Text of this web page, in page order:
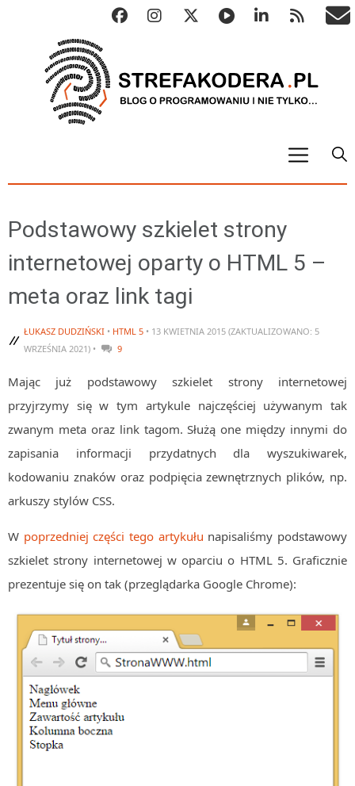
ALGO
Abstrakcyjne struktury danych
Metody numeryczne
Algorytmy sortowania
Algorytmy wyszukiwania
Inne
DEV
C++
Elementarz Java
.htaccess
HTML 5
Django
PHP
Podstawowy szkielet strony
internetowej oparty o HTML 5 –
meta oraz link tagi
ŁUKASZ DUDZIŃSKI • HTML 5 • 13 KWIETNIA 2015 (ZAKTUALIZOWANO: 5
WRZEŚNIA 2021) •
9
Mając już podstawowy szkielet strony internetowej
przyjrzymy się w tym artykule najczęściej używanym tak
zwanym meta oraz link tagom. Służą one między innymi do
zapisania informacji przydatnych dla wyszukiwarek,
kodowaniu znaków oraz podpięcia zewnętrznych plików, np.
arkuszy stylów CSS.
W poprzedniej części tego artykułu napisaliśmy podstawowy
szkielet strony internetowej w oparciu o HTML 5. Graficznie
prezentuje się on tak (przeglądarka Google Chrome):